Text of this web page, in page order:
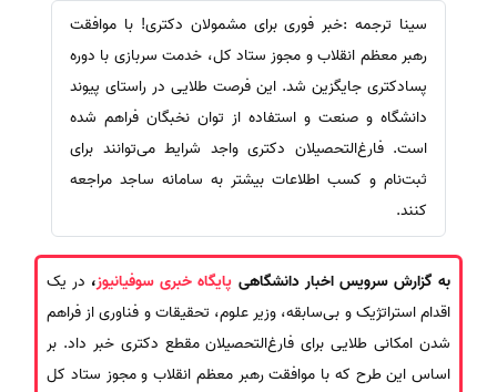
سینا ترجمه :خبر فوری برای مشمولان دکتری! با موافقت
رهبر معظم انقلاب و مجوز ستاد کل، خدمت سربازی با دوره
پسادکتری جایگزین شد. این فرصت طلایی در راستای پیوند
دانشگاه و صنعت و استفاده از توان نخبگان فراهم شده
است. فارغ‌التحصیلان دکتری واجد شرایط می‌توانند برای
ثبت‌نام و کسب اطلاعات بیشتر به سامانه ساجد مراجعه
کنند.
به گزارش سرویس اخبار دانشگاهی پایگاه خبری سوفیانیوز، در یک
اقدام استراتژیک و بی‌سابقه، وزیر علوم، تحقیقات و فناوری از فراهم
شدن امکانی طلایی برای فارغ‌التحصیلان مقطع دکتری خبر داد. بر
اساس این طرح که با موافقت رهبر معظم انقلاب و مجوز ستاد کل